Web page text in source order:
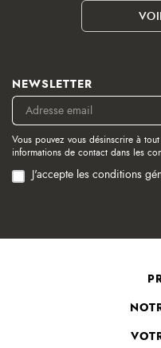
NEWSLETTER
Vous pouvez vous désinscrire à
informations de contact dans les
J'accepte les conditions